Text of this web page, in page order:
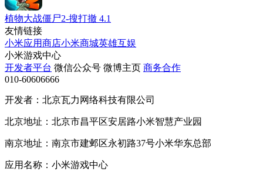
植物大战僵尸2-搜打撤 4.1
友情链接
小米应用商店小米商城英雄互娱
小米游戏中心
开发者平台 微信公众号 微博主页 商务合作
010-60606666
开发者：北京瓦力网络科技有限公司
北京地址：北京市昌平区安居路小米智慧产业园
南京地址：南京市建邺区永初路37号小米华东总部
应用名称：小米游戏中心